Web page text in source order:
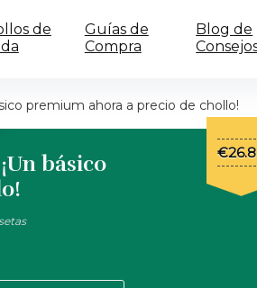
de
Guías de
Compra
Blog de
premium ahora a precio de chollo!
básico
El
€